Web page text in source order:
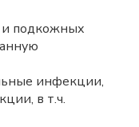
подкожных
инфекции,
в т.ч.